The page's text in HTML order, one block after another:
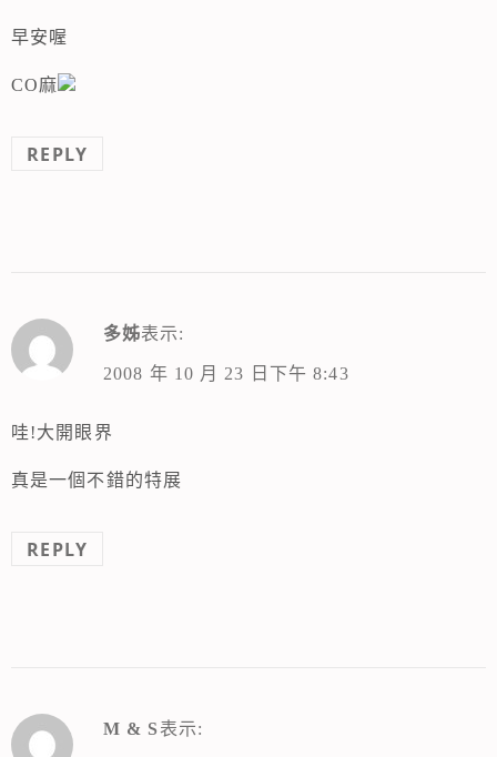
早安喔
CO麻
REPLY
多姊表示:
2008 年 10 月 23 日下午 8:43
哇!大開眼界
真是一個不錯的特展
REPLY
M & S表示: